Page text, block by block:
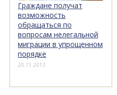
Граждане получат
возможность
обращаться по
вопросам нелегальной
миграции в упрощенном
порядке
20.11.2013